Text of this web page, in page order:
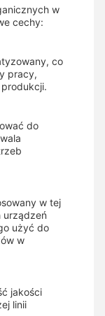
w
cechy:
co
pracy,
do
w tej
urządzeń
użyć do
w
jakości
linii